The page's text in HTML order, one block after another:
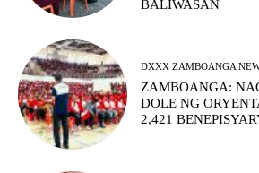
BALIWASAN
DXXX ZAMBOANGA
ZAMBOANGA:
DOLE NG
2,421